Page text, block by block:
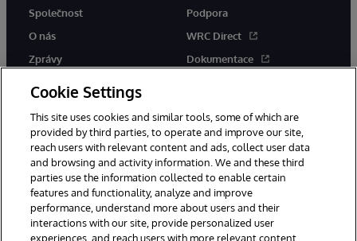
Společnost
O nás
Zprávy
Podpora
WRC Direct
Dokumentace
© 1996-2026 InterSystems Corporation, Boston, MA. Všechna práva
vyhrazena.
Cookie Settings
This site uses cookies and similar tools, some of which are
provided by third parties, to operate and improve our site,
reach users with relevant content and ads, collect user data
and browsing and activity information. We and these third
parties use the information collected to enable certain
features and functionality, analyze and improve
performance, understand more about users and their
interactions with our site, provide personalized user
experiences, and reach users with more relevant content